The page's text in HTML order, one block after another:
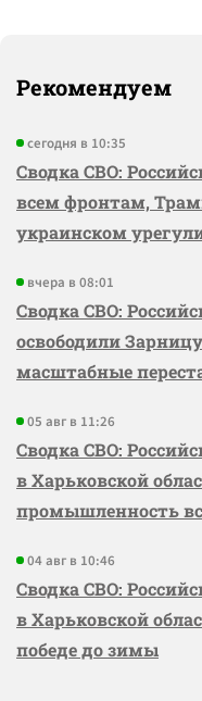
Рекомендуем
сегодня в 10:35
Сводка СВО:
всем фронтам,
украинском
вчера в 08:01
Сводка СВО:
освободили
масштабные
05 авг в 11:26
Сводка СВО:
в Харьковской
промышленность
04 авг в 10:46
Сводка СВО:
в Харьковской
победе до зимы